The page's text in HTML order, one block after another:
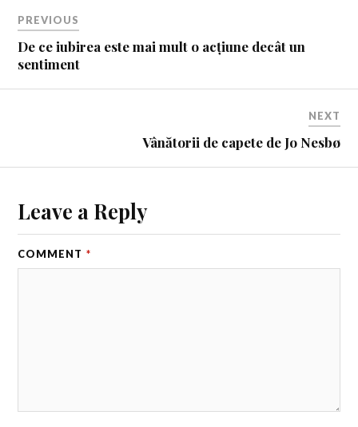
PREVIOUS
De ce iubirea este mai mult o acțiune decât un
sentiment
NEXT
Vânătorii de capete de Jo Nesbø
Leave a Reply
COMMENT *